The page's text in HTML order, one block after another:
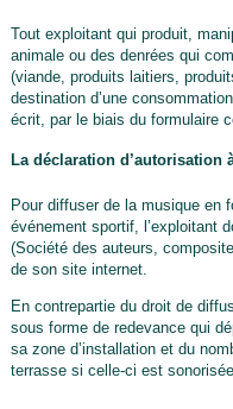
Tout exploitant qui produit,
animale ou des denrées qui
(viande, produits laitiers,
destination d’une
écrit, par le biais du formulaire
La déclaration d’autorisation
Pour diffuser de la musique en
événement sportif, l’exploitant
(Société des auteurs,
de son site internet.
En contrepartie du droit de
sous forme de redevance qui
sa zone d’installation et du
terrasse si celle-ci est sonorisée.